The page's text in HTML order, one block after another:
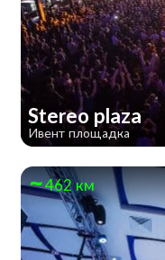
Stereo plaza
Ивент площадка
462 км